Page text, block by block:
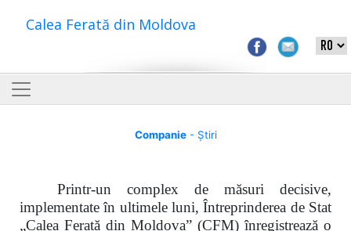
Calea Ferată din Moldova
Companie- Știri
Printr-un complex de măsuri decisive,
implementate în ultimele luni, Întreprinderea de Stat
„Calea Ferată din Moldova” (CFM) înregistrează o